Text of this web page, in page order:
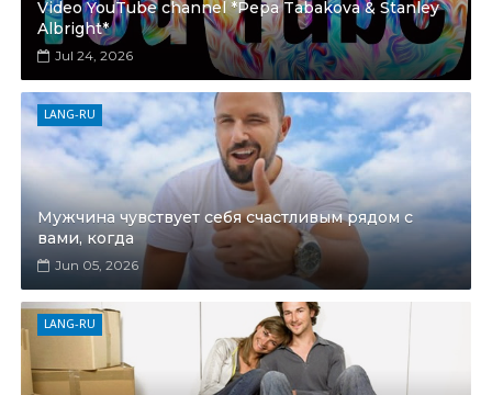
Video YouTube channel *Pepa Tabakova & Stanley
Albright*
Jul 24, 2026
LANG-RU
Мужчина чувствует себя счастливым рядом с
вами, когда
Jun 05, 2026
LANG-RU